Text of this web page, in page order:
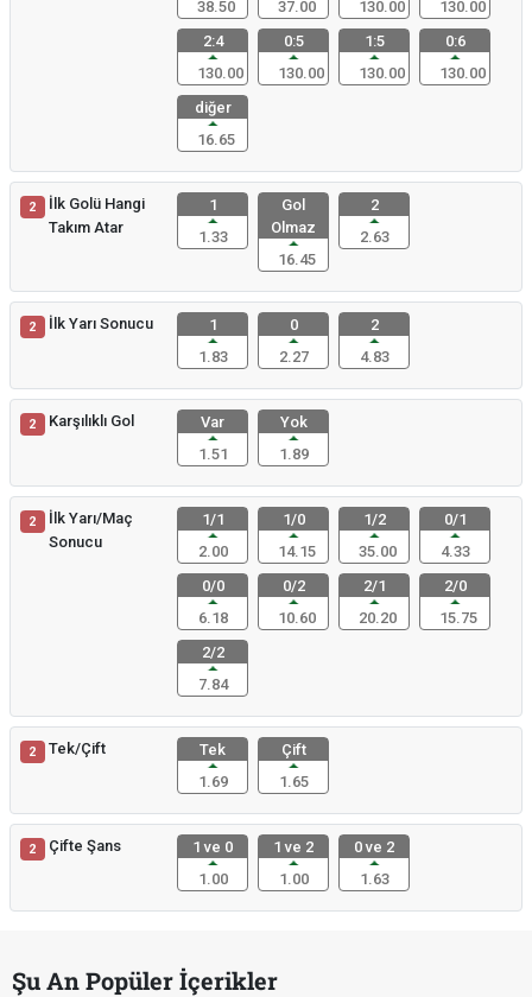
38.50
37.00
130.00
130.00
2:4
130.00
0:5
130.00
1:5
130.00
0:6
130.00
diğer
16.65
2
İlk Golü Hangi
Takım Atar
1
1.33
Gol
Olmaz
16.45
2
2.63
2 İlk Yarı Sonucu
1
1.83
0
2.27
2
4.83
2 Karşılıklı Gol
Var
1.51
Yok
1.89
2
İlk Yarı/Maç
Sonucu
1/1
2.00
1/0
14.15
1/2
35.00
0/1
4.33
0/0
6.18
0/2
10.60
2/1
20.20
2/0
15.75
2/2
7.84
2 Tek/Çift
Tek
1.69
Çift
1.65
2 Çifte Şans
1 ve 0
1.00
1 ve 2
1.00
0 ve 2
1.63
Şu An Popüler İçerikler